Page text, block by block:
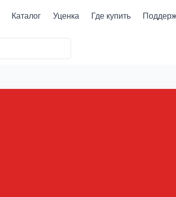
Каталог Уценка Где купить